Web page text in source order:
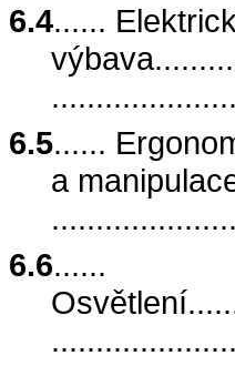
6.4......
6.5......
a
6.6......